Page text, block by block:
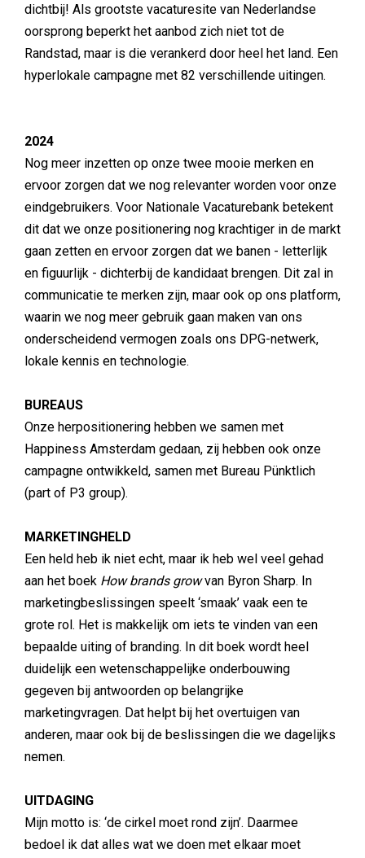
dichtbij! Als grootste vacaturesite van Nederlandse
oorsprong beperkt het aanbod zich niet tot de
Randstad, maar is die verankerd door heel het land. Een
hyperlokale campagne met 82 verschillende uitingen.
2024
Nog meer inzetten op onze twee mooie merken en
ervoor zorgen dat we nog relevanter worden voor onze
eindgebruikers. Voor Nationale Vacaturebank betekent
dit dat we onze positionering nog krachtiger in de markt
gaan zetten en ervoor zorgen dat we banen - letterlijk
en figuurlijk - dichterbij de kandidaat brengen. Dit zal in
communicatie te merken zijn, maar ook op ons platform,
waarin we nog meer gebruik gaan maken van ons
onderscheidend vermogen zoals ons DPG-netwerk,
lokale kennis en technologie.
BUREAUS
Onze herpositionering hebben we samen met
Happiness Amsterdam gedaan, zij hebben ook onze
campagne ontwikkeld, samen met Bureau Pünktlich
(part of P3 group).
MARKETINGHELD
Een held heb ik niet echt, maar ik heb wel veel gehad
aan het boek How brands growvan Byron Sharp. In
marketingbeslissingen speelt ‘smaak’ vaak een te
grote rol. Het is makkelijk om iets te vinden van een
bepaalde uiting of branding. In dit boek wordt heel
duidelijk een wetenschappelijke onderbouwing
gegeven bij antwoorden op belangrijke
marketingvragen. Dat helpt bij het overtuigen van
anderen, maar ook bij de beslissingen die we dagelijks
nemen.
UITDAGING
Mijn motto is: ‘de cirkel moet rond zijn’. Daarmee
bedoel ik dat alles wat we doen met elkaar moet